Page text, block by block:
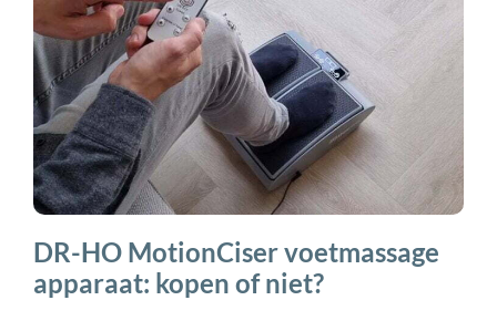
DR-HO MotionCiser voetmassage
apparaat: kopen of niet?